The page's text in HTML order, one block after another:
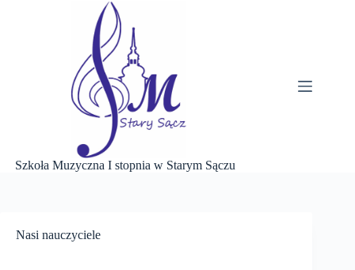
Szkoła Muzyczna I stopnia w Starym Sączu
Nasi nauczyciele